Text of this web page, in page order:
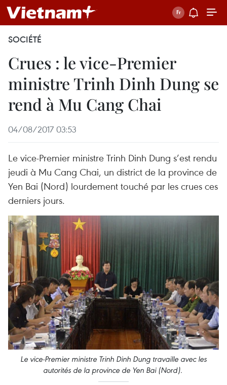
SOCIÉTÉ
Crues : le vice-Premier
ministre Trinh Dinh Dung se
rend à Mu Cang Chai
04/08/2017 03:53
Le vice-Premier ministre Trinh Dinh Dung s’est rendu
jeudi à Mu Cang Chai, un district de la province de
Yen Bai (Nord) lourdement touché par les crues ces
derniers jours.
Le vice-Premier ministre Trinh Dinh Dung travaille avec les
autorités de la province de Yen Bai (Nord).